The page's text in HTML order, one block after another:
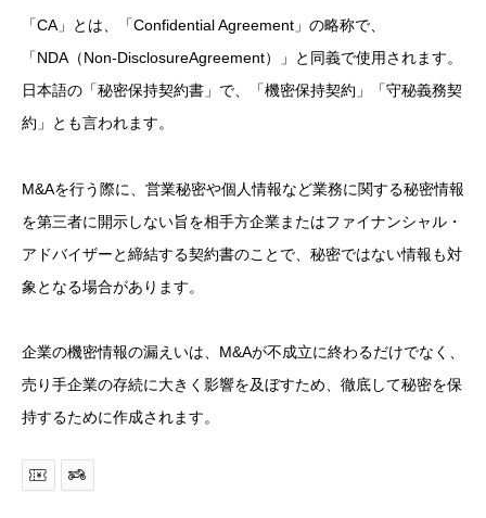
「CA」とは、「Confidential Agreement」の略称で、
「NDA（Non-DisclosureAgreement）」と同義で使用されます。
日本語の「秘密保持契約書」で、「機密保持契約」「守秘義務契
約」とも言われます。
M&Aを行う際に、営業秘密や個人情報など業務に関する秘密情報
を第三者に開示しない旨を相手方企業またはファイナンシャル・
アドバイザーと締結する契約書のことで、秘密ではない情報も対
象となる場合があります。
企業の機密情報の漏えいは、M&Aが不成立に終わるだけでなく、
売り手企業の存続に大きく影響を及ぼすため、徹底して秘密を保
持するために作成されます。